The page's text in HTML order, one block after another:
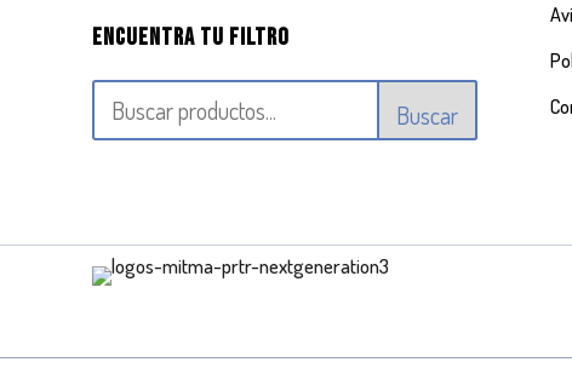
Encuentra tu filtro
Buscar